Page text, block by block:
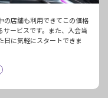
の店舗も利用できてこの価格
ービスです。また、入会当
日に気軽にスタートできま